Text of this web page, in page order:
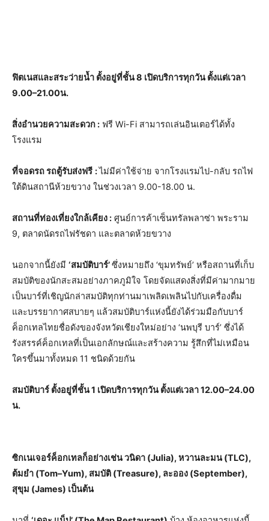
ฟิตเนสและสระว่ายน้ำ ตั้งอยู่ที่ชั้น8 เปิดบริการทุกวัน ตั้งแต่เวลา
9.00–21.00น.
สิ่งอำนวยความสะดวก : ฟรี Wi-Fi สามารถเล่นอินเตอร์ได้ทั้ง
โรงแรม
ที่จอดรถ รถตู้รับส่งฟรี :ไม่มีค่าใช้จ่าย จากโรงแรมไป-กลับ รถไฟ
ใต้ดินสถานีห้วยขวาง ในช่วงเวลา 9.00-18.00 น.
สถานที่ท่องเที่ยงใกล้เคียง : ศูนย์การค้าเซ็นทรัลพลาซ่า พระราม
9, ตลาดนัดรถไฟรัชดา และตลาดห้วยขวาง
นอกจากนี้ยังมี ‘สมบัติบาร์’ซึ่งหมายถึง ‘ขุมทรัพย์’ หรือสถานที่เก็บ
สมบัติของนักสะสมอย่างภาคภูมิใจ โดยจัดแสดงสิ่งที่มีค่ามากมาย
เป็นบาร์ที่เชิญนักล่าสมบัติทุกท่านมาเพลิดเพลินไปกับเครื่องดื่ม
และบรรยากาศสบายๆ แล้วสมบัติบาร์แห่งนี้ยังได้ร่วมมือกับบาร์
ค็อกเทลไทยชื่อดังของจังหวัดเชียงใหม่อย่าง ‘นพบุรี บาร์’ ซึ่งได้
รังสรรค์ค็อกเทลที่เป็นเอกลักษณ์และสร้างความ รู้สึกที่ไม่เหมือน
ใครขึ้นมาทั้งหมด 11 ชนิดด้วยกัน
สมบัติบาร์ ตั้งอยู่ที่ชั้น1 เปิดบริการทุกวัน ตั้งแต่เวลา12.00–24.00
น.
ซิกเนเจอร์ค็อกเทลก็อย่างเช่น วนิดา (Julia),หวานละมน (TLC),
ต้มยำ (Tom–Yum), สมบัติ (Treasure), ละออง (September),
สุขุม (James) เป็นต้น